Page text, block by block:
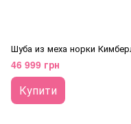
Шуба из меха норки
46 999 грн
Купити